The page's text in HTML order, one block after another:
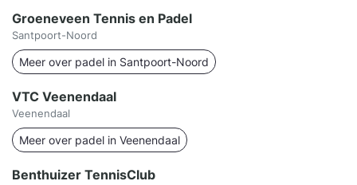
Groeneveen Tennis en Padel
Santpoort-Noord
Meer over padel in Santpoort-Noord
VTC Veenendaal
Veenendaal
Meer over padel in Veenendaal
Benthuizer TennisClub